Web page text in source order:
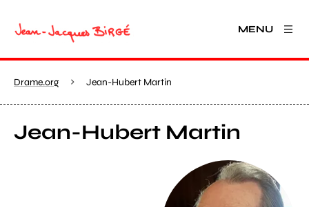
MENU
Drame.org Jean-Hubert Martin
Jean-Hubert Martin
View larger